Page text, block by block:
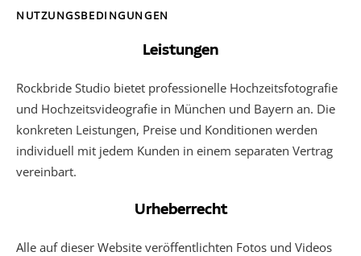
NUTZUNGSBEDINGUNGEN
Leistungen
Rockbride Studio bietet professionelle Hochzeitsfotografie
und Hochzeitsvideografie in München und Bayern an. Die
konkreten Leistungen, Preise und Konditionen werden
individuell mit jedem Kunden in einem separaten Vertrag
vereinbart.
Urheberrecht
Alle auf dieser Website veröffentlichten Fotos und Videos